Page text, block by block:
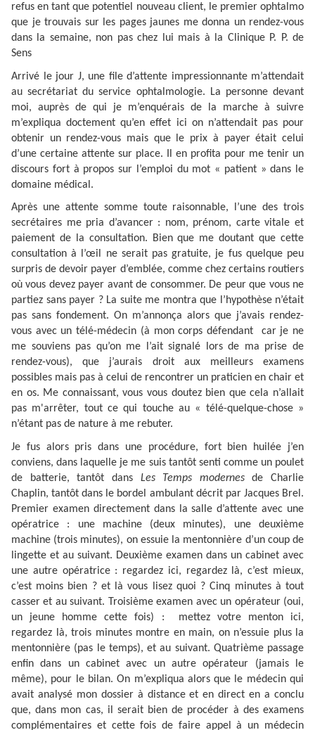
refus en tant que potentiel nouveau client, le premier ophtalmo
que je trouvais sur les pages jaunes me donna un rendez-vous
dans la semaine, non pas chez lui mais à la Clinique P. P. de
Sens
Arrivé le jour J, une file d’attente impressionnante m’attendait
au secrétariat du service ophtalmologie. La personne devant
moi, auprès de qui je m’enquérais de la marche à suivre
m’expliqua doctement qu’en effet ici on n’attendait pas pour
obtenir un rendez-vous mais que le prix à payer était celui
d’une certaine attente sur place. Il en profita pour me tenir un
discours fort à propos sur l’emploi du mot « patient » dans le
domaine médical.
Après une attente somme toute raisonnable, l’une des trois
secrétaires me pria d’avancer : nom, prénom, carte vitale et
paiement de la consultation. Bien que me doutant que cette
consultation à l’œil ne serait pas gratuite, je fus quelque peu
surpris de devoir payer d’emblée, comme chez certains routiers
où vous devez payer avant de consommer. De peur que vous ne
partiez sans payer ? La suite me montra que l’hypothèse n’était
pas sans fondement. On m’annonça alors que j’avais rendez-
vous avec un télé-médecin (à mon corps défendant car je ne
me souviens pas qu’on me l’ait signalé lors de ma prise de
rendez-vous), que j’aurais droit aux meilleurs examens
possibles mais pas à celui de rencontrer un praticien en chair et
en os. Me connaissant, vous vous doutez bien que cela n’allait
pas m'arrêter, tout ce qui touche au « télé-quelque-chose »
n’étant pas de nature à me rebuter.
Je fus alors pris dans une procédure, fort bien huilée j’en
conviens, dans laquelle je me suis tantôt senti comme un poulet
de batterie, tantôt dans Les Temps modernesde Charlie
Chaplin, tantôt dans le bordel ambulant décrit par Jacques Brel.
Premier examen directement dans la salle d’attente avec une
opératrice : une machine (deux minutes), une deuxième
machine (trois minutes), on essuie la mentonnière d’un coup de
lingette et au suivant. Deuxième examen dans un cabinet avec
une autre opératrice : regardez ici, regardez là, c’est mieux,
c’est moins bien ? et là vous lisez quoi ? Cinq minutes à tout
casser et au suivant. Troisième examen avec un opérateur (oui,
un jeune homme cette fois) : mettez votre menton ici,
regardez là, trois minutes montre en main, on n’essuie plus la
mentonnière (pas le temps), et au suivant. Quatrième passage
enfin dans un cabinet avec un autre opérateur (jamais le
même), pour le bilan. On m’expliqua alors que le médecin qui
avait analysé mon dossier à distance et en direct en a conclu
que, dans mon cas, il serait bien de procéder à des examens
complémentaires et cette fois de faire appel à un médecin